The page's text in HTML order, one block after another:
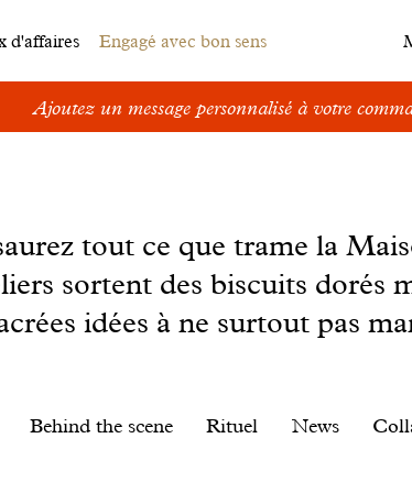
d'affaires Engagé avec bon sens
Ajoutez un message personnalisé à votre
tout ce que trame la
sortent des biscuits dorés
idées à ne surtout pas
Behind the scene Rituel News